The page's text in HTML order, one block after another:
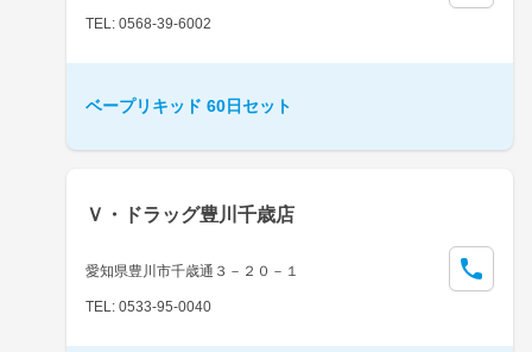
TEL: 0568-39-6002
ベープリキッド 60日セット
Ｖ・ドラッグ豊川千歳店
愛知県豊川市千歳通３－２０－１
TEL: 0533-95-0040